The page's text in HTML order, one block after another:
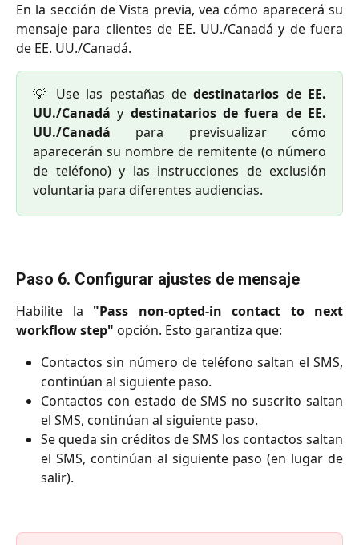
En la sección de Vista previa, vea cómo aparecerá su
mensaje para clientes de EE. UU./Canadá y de fuera
de EE. UU./Canadá.
💡 Use las pestañas dedestinatarios de EE.
UU./Canadá y destinatarios de fuera de EE.
UU./Canadá para previsualizar cómo
aparecerán su nombre de remitente (o número
de teléfono) y las instrucciones de exclusión
voluntaria para diferentes audiencias.
Paso 6. Configurar ajustes de mensaje
Habilite la "Pass non-opted-in contact to next
workflow step" opción. Esto garantiza que:
Contactos sin número de teléfono saltan el SMS,
continúan al siguiente paso.
Contactos con estado de SMS no suscrito saltan
el SMS, continúan al siguiente paso.
Se queda sin créditos de SMS los contactos saltan
el SMS, continúan al siguiente paso (en lugar de
salir).